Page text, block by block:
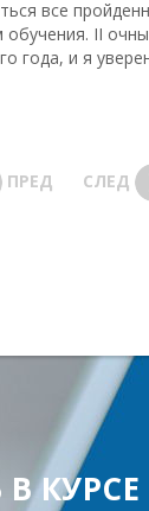
все
обучения. II
года, и я
ПРЕД СЛЕД